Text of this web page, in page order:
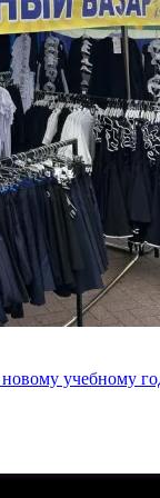
учебному